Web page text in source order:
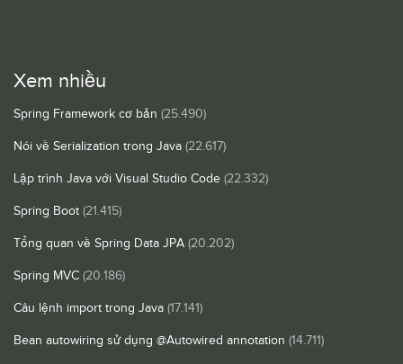
Xem nhiều
Spring Framework cơ bản (25.490)
Nói về Serialization trong Java (22.617)
Lập trình Java với Visual Studio Code (22.332)
Spring Boot (21.415)
Tổng quan về Spring Data JPA (20.202)
Spring MVC (20.186)
Câu lệnh import trong Java (17.141)
Bean autowiring sử dụng @Autowired annotation (14.711)